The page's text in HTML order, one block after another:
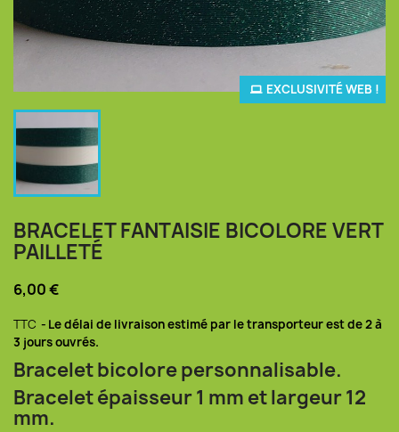
EXCLUSIVITÉ WEB !
BRACELET FANTAISIE BICOLORE VERT
PAILLETÉ
6,00 €
TTC
Le délai de livraison estimé par le transporteur est de 2 à
3 jours ouvrés.
Bracelet bicolore personnalisable.
Bracelet épaisseur 1 mm et largeur 12
mm.